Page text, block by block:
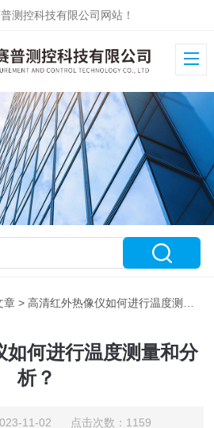
测控科技有限公司网站！
章 > 高清红外热像仪如何进行温度测量和分析？
如何进行温度测量和分
析？
11-02 点击次数：1159